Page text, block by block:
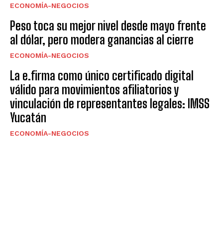
ECONOMÍA-NEGOCIOS
Peso toca su mejor nivel desde mayo frente
al dólar, pero modera ganancias al cierre
ECONOMÍA-NEGOCIOS
La e.firma como único certificado digital
válido para movimientos afiliatorios y
vinculación de representantes legales: IMSS
Yucatán
ECONOMÍA-NEGOCIOS